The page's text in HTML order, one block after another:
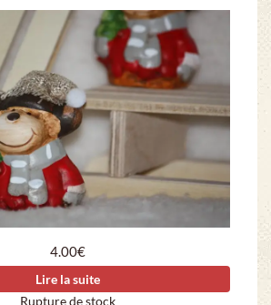
4.00€
Lire la suite
Rupture de stock